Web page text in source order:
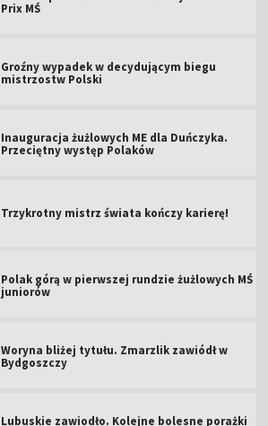
Prix MŚ
Groźny wypadek w decydującym biegu
mistrzostw Polski
Inauguracja żużlowych ME dla Duńczyka.
Przeciętny występ Polaków
Trzykrotny mistrz świata kończy karierę!
Polak górą w pierwszej rundzie żużlowych MŚ
juniorów
Woryna bliżej tytułu. Zmarzlik zawiódł w
Bydgoszczy
Lubuskie zawiodło. Kolejne bolesne porażki